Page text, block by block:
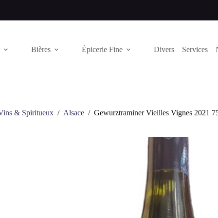
Bières Épicerie Fine Divers Services
& Spiritueux / Alsace / Gewurztraminer Vieilles Vignes 2021